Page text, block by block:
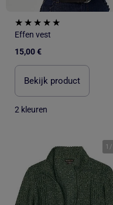
Effen vest
15,00 €
Bekijk product
2 kleuren
1 /